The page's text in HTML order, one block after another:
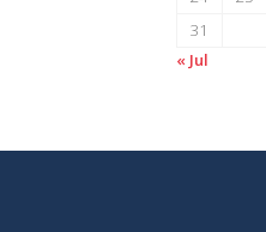
31
« Jul